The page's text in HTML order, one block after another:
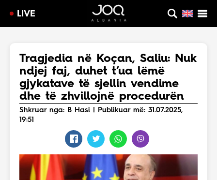
LIVE
Tragjedia në Koçan, Saliu: Nuk
ndjej faj, duhet t’ua lëmë
gjykatave të sjellin vendime
dhe të zhvillojnë procedurën
Shkruar nga: B Hasi | Publikuar më: 31.07.2025,
19:51